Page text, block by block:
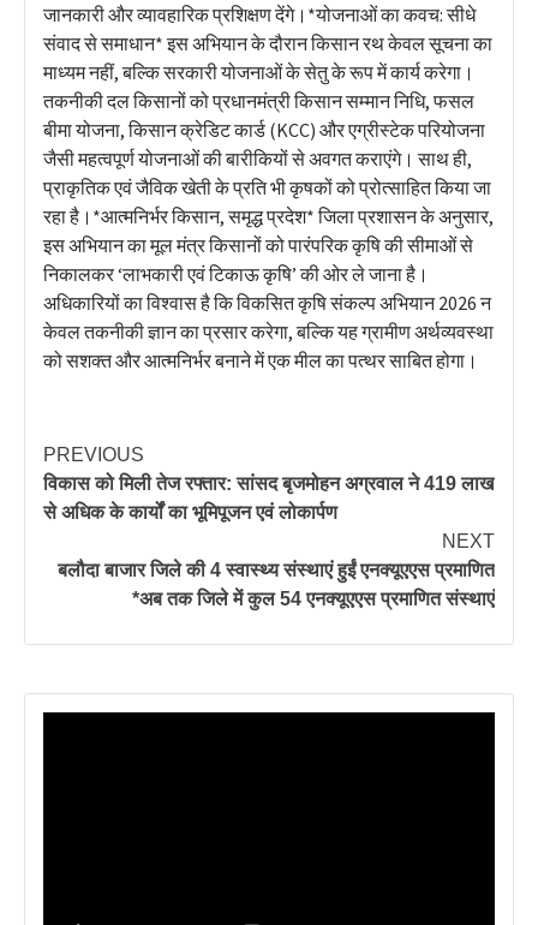
जानकारी और व्यावहारिक प्रशिक्षण देंगे।​*​योजनाओं का कवच: सीधे
संवाद से समाधान* ​इस अभियान के दौरान किसान रथ केवल सूचना का
माध्यम नहीं, बल्कि सरकारी योजनाओं के सेतु के रूप में कार्य करेगा।
तकनीकी दल किसानों को प्रधानमंत्री किसान सम्मान निधि, फसल
बीमा योजना, किसान क्रेडिट कार्ड (KCC) और एग्रीस्टेक परियोजना
जैसी महत्वपूर्ण योजनाओं की बारीकियों से अवगत कराएंगे। साथ ही,
प्राकृतिक एवं जैविक खेती के प्रति भी कृषकों को प्रोत्साहित किया जा
रहा है।*​आत्मनिर्भर किसान, समृद्ध प्रदेश* ​जिला प्रशासन के अनुसार,
इस अभियान का मूल मंत्र किसानों को पारंपरिक कृषि की सीमाओं से
निकालकर ‘लाभकारी एवं टिकाऊ कृषि’ की ओर ले जाना है।
अधिकारियों का विश्वास है कि विकसित कृषि संकल्प अभियान 2026 न
केवल तकनीकी ज्ञान का प्रसार करेगा, बल्कि यह ग्रामीण अर्थव्यवस्था
को सशक्त और आत्मनिर्भर बनाने में एक मील का पत्थर साबित होगा।​
PREVIOUS
विकास को मिली तेज रफ्तार: सांसद बृजमोहन अग्रवाल ने 419 लाख
से अधिक के कार्यों का भूमिपूजन एवं लोकार्पण
NEXT
बलौदा बाजार जिले की 4 स्वास्थ्य संस्थाएं हुईं एनक्यूएएस प्रमाणित
*अब तक जिले में कुल 54 एनक्यूएएस प्रमाणित संस्थाएं